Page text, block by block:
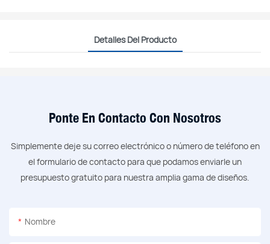
Detalles Del Producto
Ponte En Contacto Con Nosotros
Simplemente deje su correo electrónico o número de teléfono en
el formulario de contacto para que podamos enviarle un
presupuesto gratuito para nuestra amplia gama de diseños.
Nombre